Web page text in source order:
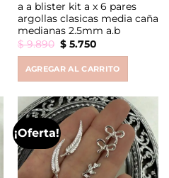
a a blister kit a x 6 pares
argollas clasicas media caña
medianas 2.5mm a.b
$9.890 Original
price
$ 9.890.
$5.750Current
$ 5.750.
AGREGAR AL CARRITO
¡Oferta!